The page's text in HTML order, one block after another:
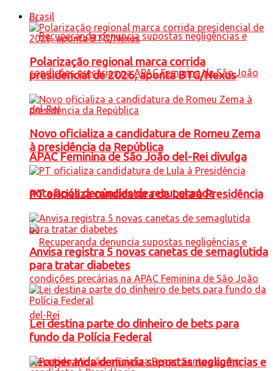
APAC Feminina de São João del-Rei divulga
nota após denúncias de recuperanda
Recuperanda denuncia supostas negligências e
Brasil
Polarização regional marca corrida
presidencial de 2026, aponta BTG/Nexus
Novo oficializa a candidatura de Romeu Zema
à presidência da República
PT oficializa candidatura de Lula à Presidência
Anvisa registra 5 novas canetas de semaglutida
para tratar diabetes
Lei destina parte do dinheiro de bets para
fundo da Polícia Federal